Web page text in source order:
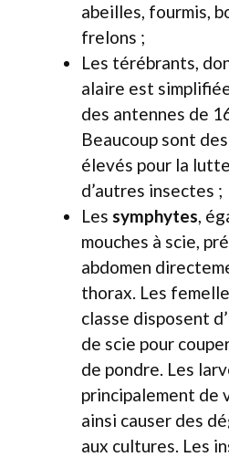
abeilles, fourmis,
frelons ;
Les térébrants,
alaire est
des antennes de
Beaucoup sont
élevés pour la
d’autres insectes ;
Les symphytes,
mouches à scie,
abdomen
thorax. Les
classe disposent
de scie pour
de pondre. Les
principalement de
ainsi causer des
aux cultures. Les